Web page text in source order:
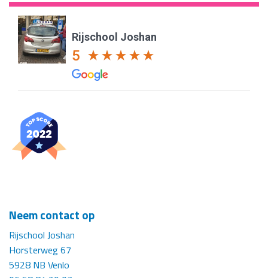
Rijschool Joshan
5
Neem contact op
Rijschool Joshan
Horsterweg 67
5928 NB Venlo